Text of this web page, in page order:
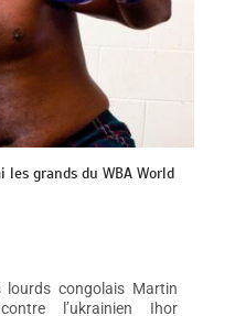
grands du WBA World
congolais Martin
l’ukrainien Ihor